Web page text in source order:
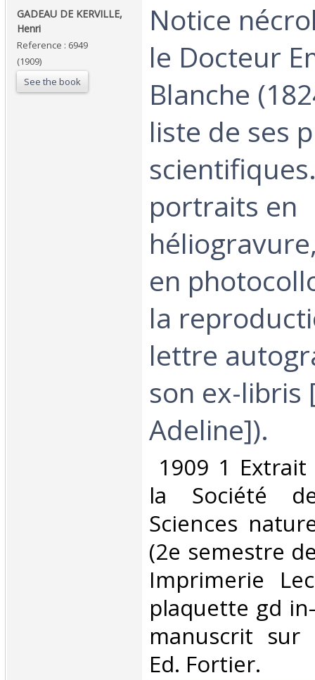
‎GADEAU DE KERVILLE,
Henri‎
Reference : 6949
(1909)
See the book
‎Notice
le Docteur
Blanche
liste de ses
portraits en
en
la
lettre
son ex-libris
Adeline]).‎
1909 1
la Société
Sciences
(2e semestre
Imprimerie
plaquette gd
manuscrit sur
Ed. Fortier. ‎